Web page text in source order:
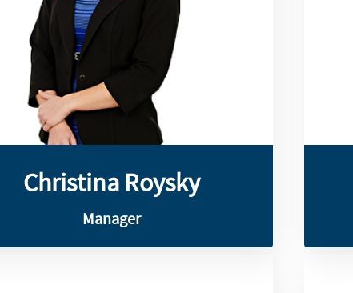
Christina Roysky
Manager
Christina Roysky hat an der Universität
Wien Betriebswirtschaftslehre studiert.
Nach einer dreijährigen Tätigkeit in der